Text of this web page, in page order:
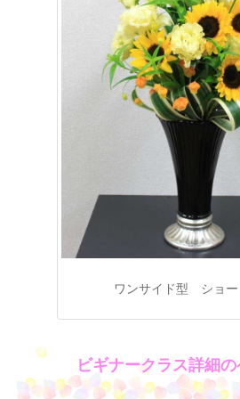
ワンサイド型 ショー
ビギナークラス詳細